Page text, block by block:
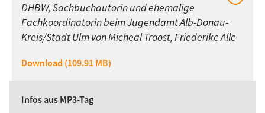
DHBW, Sachbuchautorin und ehemalige
Fachkoordinatorin beim Jugendamt Alb-Donau-
Kreis/Stadt Ulm von Micheal Troost, Friederike Alle
Download (109.91 MB)
Infos aus MP3-Tag